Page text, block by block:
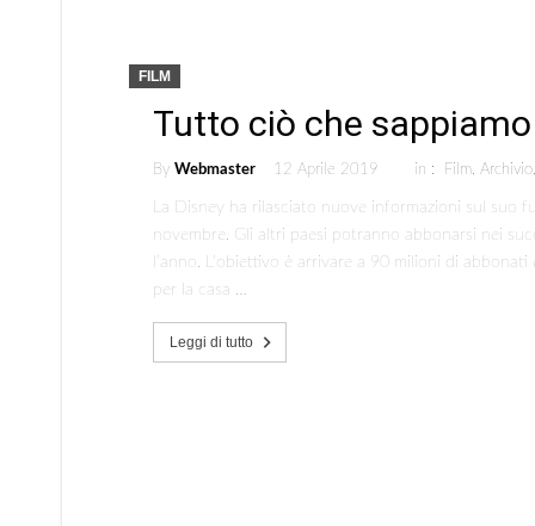
FILM
Tutto ciò che sappiamo
By Webmaster 12 Aprile 2019 in : Film, Archivio,
La Disney ha rilasciato nuove informazioni sul suo
novembre. Gli altri paesi potranno abbonarsi nei
l’anno. L’obiettivo è arrivare a 90 milioni di
per la casa …
Leggi di tutto